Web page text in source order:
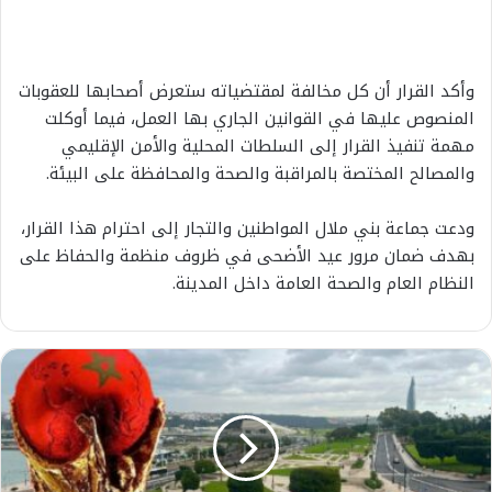
وأكد القرار أن كل مخالفة لمقتضياته ستعرض أصحابها للعقوبات
المنصوص عليها في القوانين الجاري بها العمل، فيما أوكلت
مهمة تنفيذ القرار إلى السلطات المحلية والأمن الإقليمي
والمصالح المختصة بالمراقبة والصحة والمحافظة على البيئة.
ودعت جماعة بني ملال المواطنين والتجار إلى احترام هذا القرار،
بهدف ضمان مرور عيد الأضحى في ظروف منظمة والحفاظ على
النظام العام والصحة العامة داخل المدينة.
ص
ن
د
و
ق
ا